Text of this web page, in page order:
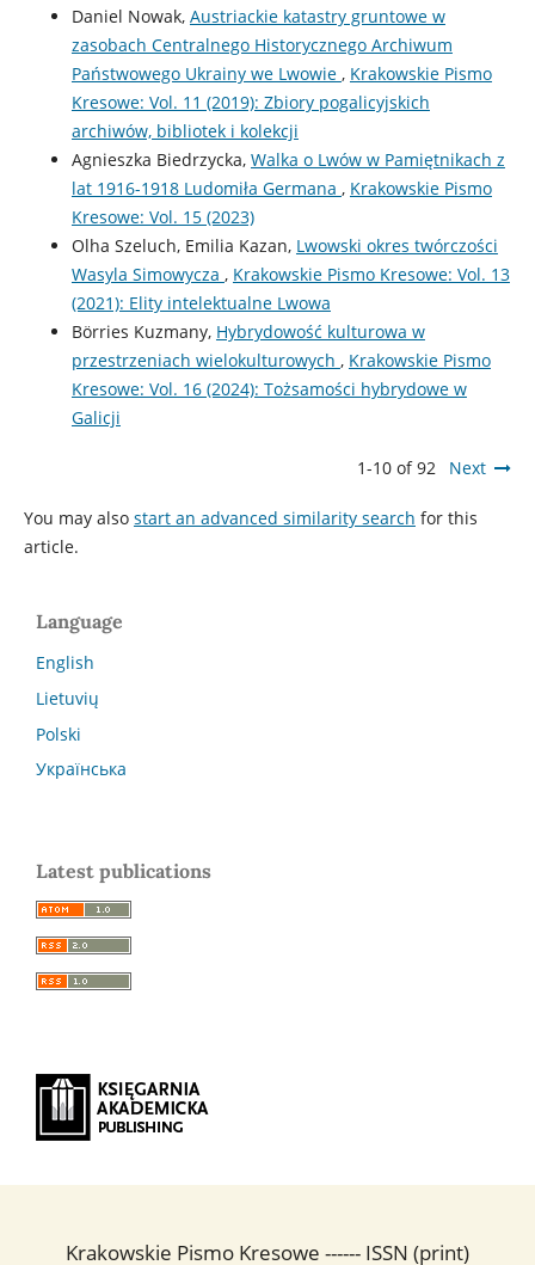
Daniel Nowak, Austriackie katastry gruntowe w
zasobach Centralnego Historycznego Archiwum
Państwowego Ukrainy we Lwowie , Krakowskie Pismo
Kresowe: Vol. 11 (2019): Zbiory pogalicyjskich
archiwów, bibliotek i kolekcji
Agnieszka Biedrzycka, Walka o Lwów w Pamiętnikach z
lat 1916-1918 Ludomiła Germana , Krakowskie Pismo
Kresowe: Vol. 15 (2023)
Olha Szeluch, Emilia Kazan, Lwowski okres twórczości
Wasyla Simowycza , Krakowskie Pismo Kresowe: Vol. 13
(2021): Elity intelektualne Lwowa
Börries Kuzmany, Hybrydowość kulturowa w
przestrzeniach wielokulturowych , Krakowskie Pismo
Kresowe: Vol. 16 (2024): Tożsamości hybrydowe w
Galicji
1-10 of 92 Next
You may also start an advanced similarity search for this
article.
Language
English
Lietuvių
Polski
Українська
Latest publications
Krakowskie Pismo Kresowe ------ ISSN (print)